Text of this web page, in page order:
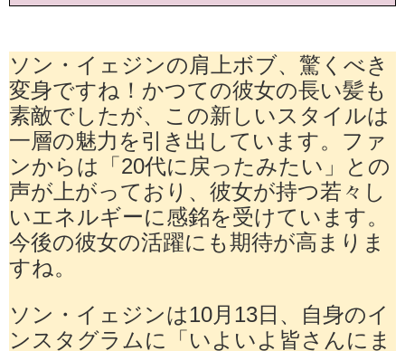
ソン・イェジンの肩上ボブ、驚くべき
変身ですね！かつての彼女の長い髪も
素敵でしたが、この新しいスタイルは
一層の魅力を引き出しています。ファ
ンからは「20代に戻ったみたい」との
声が上がっており、彼女が持つ若々し
いエネルギーに感銘を受けています。
今後の彼女の活躍にも期待が高まりま
すね。
ソン・イェジンは10月13日、自身のイ
ンスタグラムに「いよいよ皆さんにま